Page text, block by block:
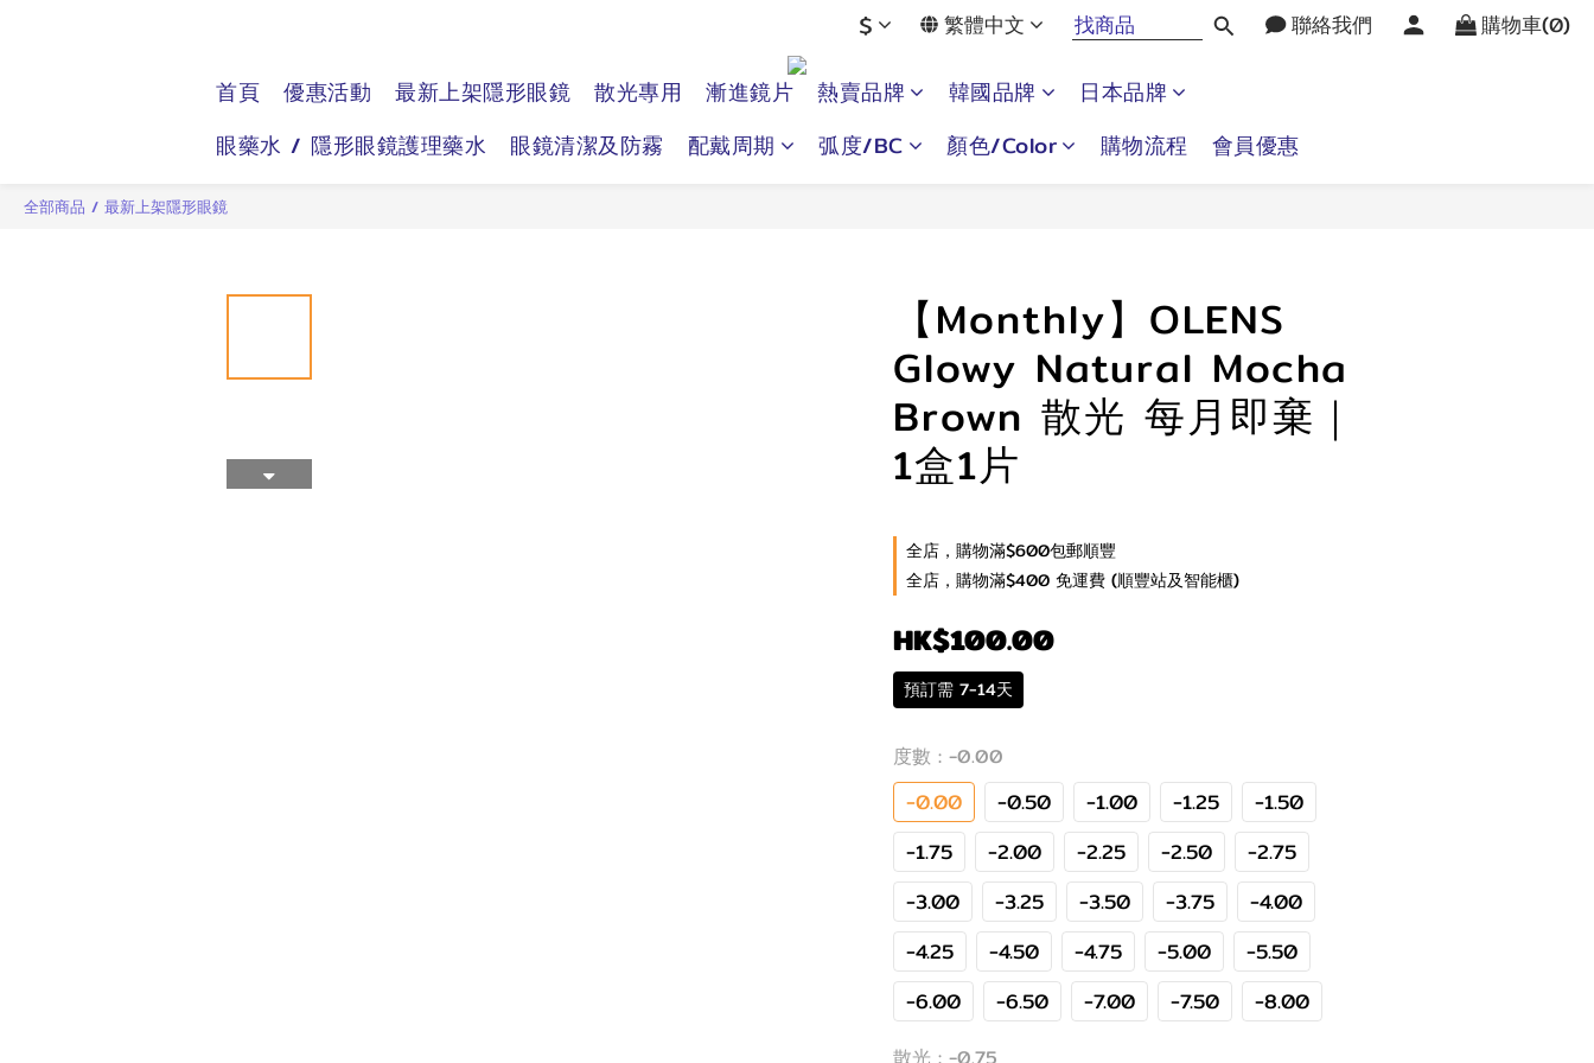
$ 繁體中文 聯絡我們 購物車(0)
首頁 優惠活動 最新上架隱形眼鏡 散光專用 漸進鏡片 熱賣品牌 韓國品牌
日本品牌
眼藥水 / 隱形眼鏡護理藥水
眼鏡清潔及防霧 配戴周期 弧度/BC 顏色/Color 購物流程 會員優惠
全部商品 / 最新上架隱形眼鏡
【Monthly】OLENS
Glowy Natural Mocha
Brown 散光 每月即棄｜
1盒1片
全店，購物滿$600包郵順豐
全店，購物滿$400 免運費 (順豐站及智能櫃)
HK$100.00
預訂需 7-14天
度數 : -0.00
-0.00 -0.50 -1.00 -1.25
-1.50
-1.75
-2.00 -2.25 -2.50
-2.75
-3.00
-3.25 -3.50 -3.75
-4.00
-4.25
-4.50 -4.75 -5.00
-5.50
-6.00
-6.50 -7.00 -7.50 -8.00